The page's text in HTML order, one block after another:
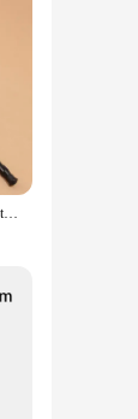
Barra de tensión de resorte ajustable extensible, Riel de cortina de ventana, cortina de ducha, armario, productos de baño, color negro, recién llegado